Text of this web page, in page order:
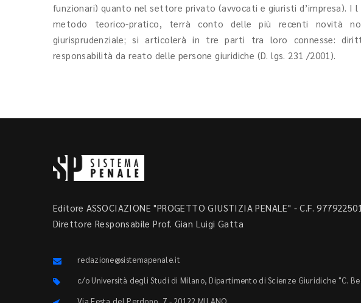
funzionari) quanto nel settore privato (avvocati e giuristi d’impresa). I
metodo teorico-pratico, terrà conto delle più recenti novità
giurisprudenziale; si articolerà in tre parti tra loro connesse:
responsabilità da reato delle persone giuridiche (D. lgs. 231 /2001).
Editore ASSOCIAZIONE "PROGETTO GIUSTIZIA PENALE" - C.F.
Direttore Responsabile Prof. Gian Luigi Gatta
redazione@sistemapenale.it
c/o Università degli Studi di Milano, Dipartimento di Scienze Giuridiche "C.